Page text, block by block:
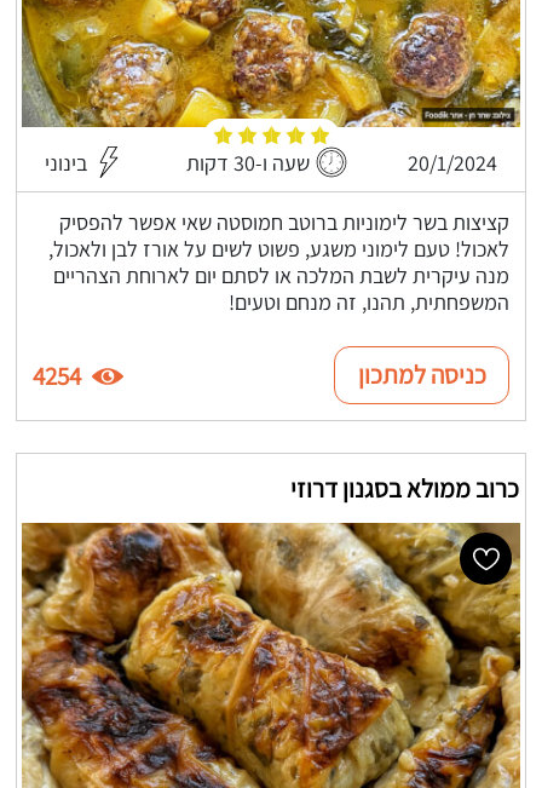
20/1/2024 שעה ו-30 דקות בינוני
קציצות בשר לימוניות ברוטב חמוסטה שאי אפשר להפסיק
לאכול! טעם לימוני משגע, פשוט לשים על אורז לבן ולאכול,
מנה עיקרית לשבת המלכה או לסתם יום לארוחת הצהריים
המשפחתית, תהנו, זה מנחם וטעים!
כניסה למתכון 4254
כרוב ממולא בסגנון דרוזי